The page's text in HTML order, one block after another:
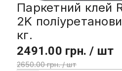
Паркетний клей
2K
кг.
2491.00 грн. / шт
2650.00 грн. / шт